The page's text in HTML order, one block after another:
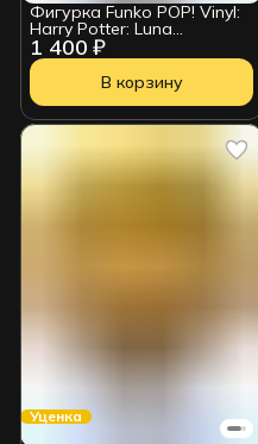
1 400 ₽
Фигурка Funko POP! Vinyl:
Harry Potter: Luna
Lovegood 6572 УЦЕНКА
В корзину
Уценка